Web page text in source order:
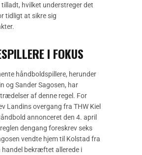
tilladt, hvilket understreger det
tidligt at sikre sig
I FOKUS
håndboldspillere, herunder
og Sander Sagosen, har
af denne regel. For
Landins overgang fra THW Kiel
annonceret den 4. april
dengang foreskrev seks
vendte hjem til Kolstad fra
handel bekræftet allerede i